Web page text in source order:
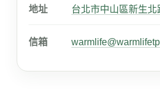
地址 台北市中山區新生
信箱